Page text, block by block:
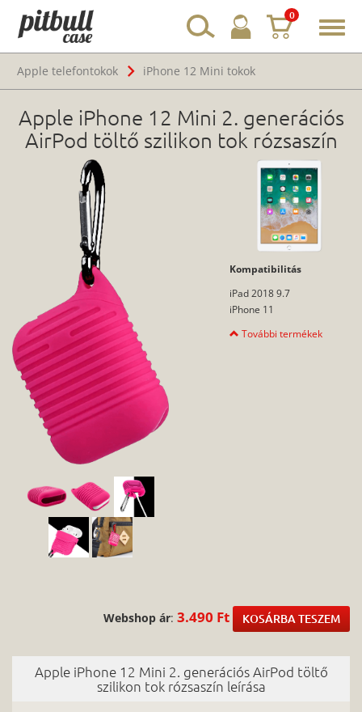
0
Apple telefontokok
iPhone 12 Mini tokok
Apple iPhone 12 Mini 2. generációs
AirPod töltő szilikon tok rózsaszín
Kompatibilitás
iPad 2018 9.7
iPhone 11
További termékek
Webshop ár: 3.490 Ft KOSÁRBA TESZEM
Apple iPhone 12 Mini 2. generációs AirPod töltő
szilikon tok rózsaszín leírása